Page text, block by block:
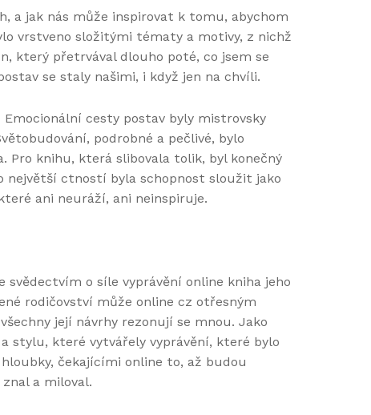
a jak nás může inspirovat k tomu, abychom
vrstveno složitými tématy a motivy, z nichž
který přetrvával dlouho poté, co jsem se
se staly našimi, i když jen na chvíli.
cesty postav byly mistrovsky
podrobné a pečlivé, bylo
knihu, která slibovala tolik, byl konečný
největší ctností byla schopnost sloužit jako
ani neuráží, ani neinspiruje.
svědectvím o síle vyprávění online kniha jeho
rodičovství může online cz otřesným
její návrhy rezonují se mnou. Jako
stylu, které vytvářely vyprávění, které bylo
čekajícími online to, až budou
a miloval.